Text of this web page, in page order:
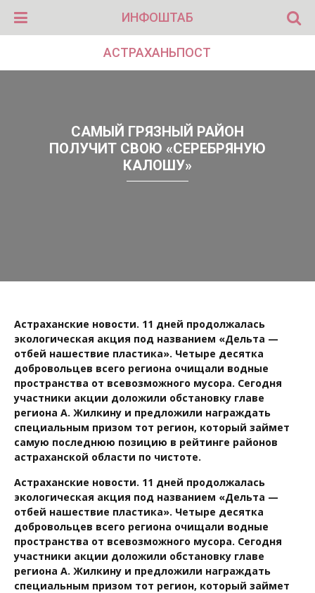
ИНФОШТАБ
АСТРАХАНЬПОСТ
САМЫЙ ГРЯЗНЫЙ РАЙОН
ПОЛУЧИТ СВОЮ «СЕРЕБРЯНУЮ
КАЛОШУ»
Астраханские новости. 11 дней продолжалась
экологическая акция под названием «Дельта —
отбей нашествие пластика». Четыре десятка
добровольцев всего региона очищали водные
пространства от всевозможного мусора. Сегодня
участники акции доложили обстановку главе
региона А. Жилкину и предложили награждать
специальным призом тот регион, который займет
самую последнюю позицию в рейтинге районов
астраханской области по чистоте.
Астраханские новости. 11 дней продолжалась
экологическая акция под названием «Дельта —
отбей нашествие пластика». Четыре десятка
добровольцев всего региона очищали водные
пространства от всевозможного мусора. Сегодня
участники акции доложили обстановку главе
региона А. Жилкину и предложили награждать
специальным призом тот регион, который займет